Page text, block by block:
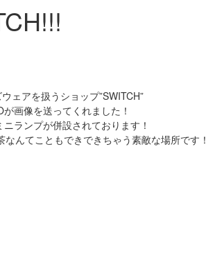
ェアを扱うショップ”SWITCH”
画像を送ってくれました！
ランプが併設されております！
んてこともできできちゃう素敵な場所です！